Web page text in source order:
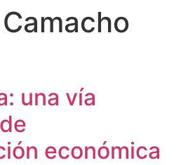
Camacho
una vía
económica